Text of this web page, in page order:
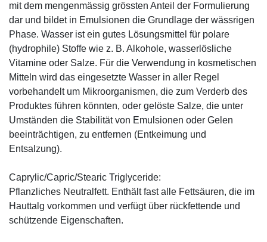
mit dem mengenmässig grössten Anteil der Formulierung
dar und bildet in Emulsionen die Grundlage der wässrigen
Phase. Wasser ist ein gutes Lösungsmittel für polare
(hydrophile) Stoffe wie z. B. Alkohole, wasserlösliche
Vitamine oder Salze. Für die Verwendung in kosmetischen
Mitteln wird das eingesetzte Wasser in aller Regel
vorbehandelt um Mikroorganismen, die zum Verderb des
Produktes führen könnten, oder gelöste Salze, die unter
Umständen die Stabilität von Emulsionen oder Gelen
beeinträchtigen, zu entfernen (Entkeimung und
Entsalzung).
Caprylic/Capric/Stearic Triglyceride:
Pflanzliches Neutralfett. Enthält fast alle Fettsäuren, die im
Hauttalg vorkommen und verfügt über rückfettende und
schützende Eigenschaften.